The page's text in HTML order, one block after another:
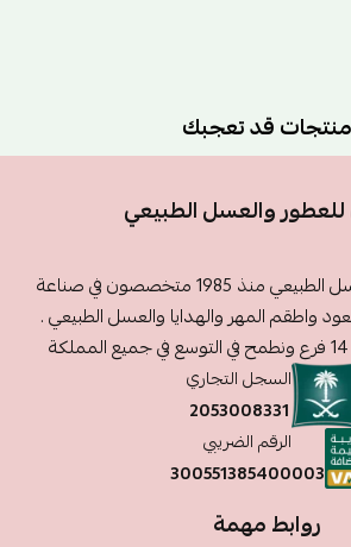
منتجات قد تعجبك
للعطور والعسل الطبيعي
السنان للعطور والعسل الطبيعي منذ 1985 متخصصون في صناعة
واطقم المهر والهدايا والعسل الطبيعي .
السجل التجاري
2053008331
الرقم الضريبي
300551385400003
روابط مهمة